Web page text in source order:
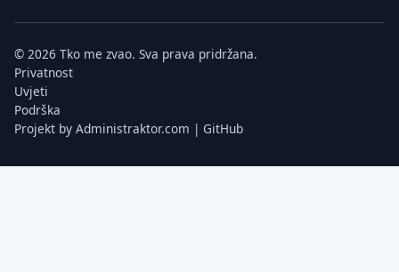
© 2026 Tko me zvao. Sva prava pridržana.
Privatnost
Uvjeti
Podrška
Projekt by Administraktor.com | GitHub